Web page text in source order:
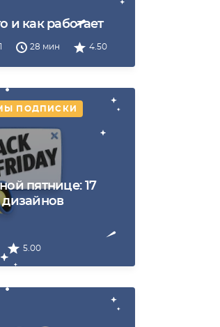
и как работает
28 мин 4.50
ПОДПИСКИ
пятнице: 17
5.00